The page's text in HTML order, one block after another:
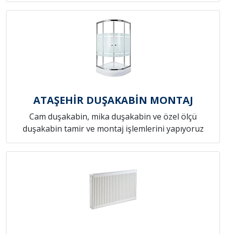
ATAŞEHİR DUŞAKABİN MONTAJ
Cam duşakabin, mika duşakabin ve özel ölçü
duşakabin tamir ve montaj işlemlerini yapıyoruz